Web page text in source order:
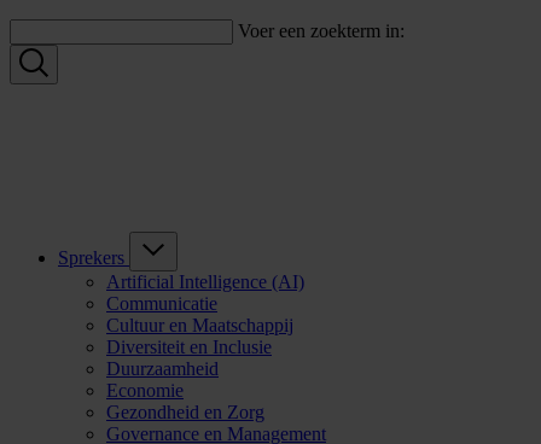
Voer een zoekterm in:
Sprekers
Artificial Intelligence (AI)
Communicatie
Cultuur en Maatschappij
Diversiteit en Inclusie
Duurzaamheid
Economie
Gezondheid en Zorg
Governance en Management